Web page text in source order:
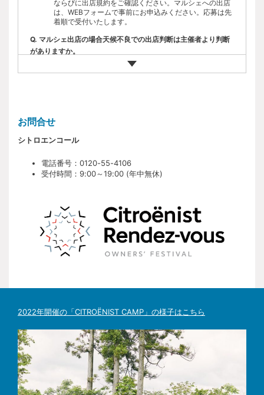
をきたす場合もあるので、出店の判断は各自で行ってく
ださい。
荒天、天災、疫病などの不可抗力によりイベント内容の
変更、中断または中止する場合があります。開催延期の
予定はありません。
｢Citroën Marche｣の出店資格には下記条件が必要となり
が確定された方。
る出店マージン等も必要ありません。
費などは参加者各自のご負担です。
｢Citroën Marche｣の出店は、イベント参加に必要な項目
を入力した後に、｢Citroën Marche｣への出店希望欄に入
め、参加者の確定は先着順により決定します。※お申込
み人数が、定員になり次第締め切ります。
Citroën Marche の出店は1組1スペースです。出店スペー
スは1店につき車両の 駐車場を含め約8m×約4mを想定し
ております。
出店スペースの位置は、事務局にて公平性を持って事前
その他、質問のある方はFAQをご確認ください。
【出店の注意事項】
Citroën Marcheへの出店は、Citroënist Rendez-vous
OWNERS’ FESTIVAL 応募規約 の参加注意事項が前提と
なりますので事前に必ず参加の注意事項をお読みくださ
い。
事前告知からの変更する場合がございます。あらかじめ
当イベントの参加料は無料です。
会場内における飲食物、販売物には料金が必要です。当
イベントへの参加に伴う会場までの交通費や宿泊費など
は参加者各自のご負担です。
の予告なく、運営上の事情、荒天、天災、疫病などの不
場合があります。またその場合に開催延期の予定はあり
Q. 参加者の車はどのように駐車するのですか？
月中旬以降にお送りするイベントに関する詳細ご案内メ
ールをご確認ください。
Q. イベント参加で、その他の条件はありますか。
会場内の安全確保のため、駐車場の入出時間に制限があ
参加規約や参加要項、参加の注意事項をご確認くださ
Q. イベントでは、どのようなことが実施されますか？
実施内容については、指定のWEBサイトをご確認下さ
ならびに出店規約をご確認ください。マルシェへの出店
は、WEBフォームで事前にお申込みください。応募は先
着順で受付いたします。
Q. マルシェ出店の場合天候不良での出店判断は主催者より判断
がありますか。
イベントは雨天決行ですが、天候が出店に支障をきたす
災、疫病などの不可抗力によりイベント内容の変更、中
延期の予定はありません。
Q. マルシェに参加する場合の出店資格はどのようになります
企画主旨より、シトロエンオーナーであり当日シトロエ
ン車でご来場いただける方。事前応募のうえ、先着制に
て主催者が定める方法で参加が確定された方。
Q. マルシェ出店の費用は何か掛かりますか。
出店に伴う会場までの交通費や宿泊費などは参加者ご自
Q. マルシェ出店スペースはどのようなものになりますか。
出店は１組１スペースです。出店スペースは１店につき
車両の駐車場を含め約8m×約4mを想定しております。
出店スペースの位置は、事務局にて公平性を持って事前
お問合せ
シトロエンコール
電話番号：0120-55-4106
受付時間：9:00～19:00 (年中無休)
2022年開催の「CITROËNIST CAMP」の様子はこちら